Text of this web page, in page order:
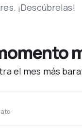
¡Descúbrelas!
el mes más